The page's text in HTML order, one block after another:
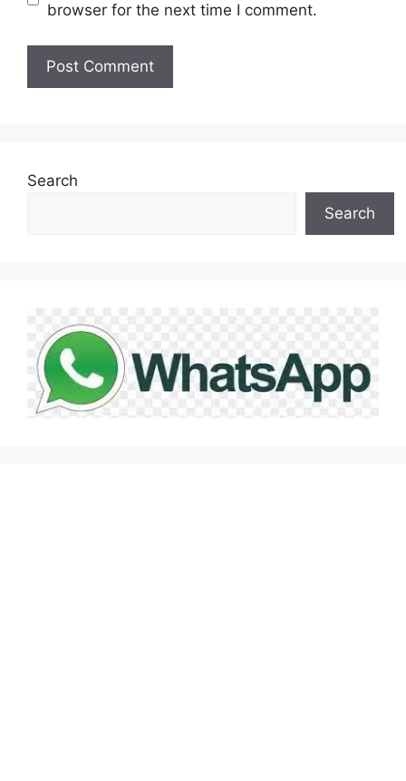
browser for the next time I comment.
Search
Search